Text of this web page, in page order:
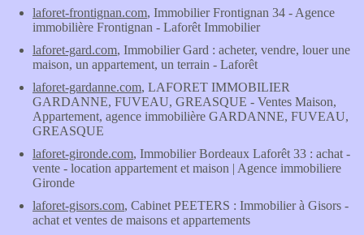
laforet-frontignan.com, Immobilier Frontignan 34 - Agence
immobilière Frontignan - Laforêt Immobilier
laforet-gard.com, Immobilier Gard : acheter, vendre, louer une
maison, un appartement, un terrain - Laforêt
laforet-gardanne.com, LAFORET IMMOBILIER
GARDANNE, FUVEAU, GREASQUE - Ventes Maison,
Appartement, agence immobilière GARDANNE, FUVEAU,
GREASQUE
laforet-gironde.com, Immobilier Bordeaux Laforêt 33 : achat -
vente - location appartement et maison | Agence immobiliere
Gironde
laforet-gisors.com, Cabinet PEETERS : Immobilier à Gisors -
achat et ventes de maisons et appartements